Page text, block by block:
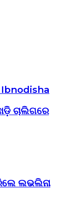
Ibnodisha
ଚାଲିଗରେ
ଲଭଲିନା